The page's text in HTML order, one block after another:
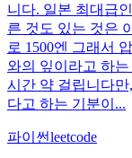
니다. 일본 최대급
른 것도 있는 것은
로 1500엔 그래서
와의 잎이라고 하는
시간 약 걸립니다
다고 하는 기분이...
파이썬leetcode